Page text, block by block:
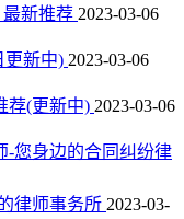
新推荐 2023-03-06
更新中) 2023-03-06
荐(更新中) 2023-03-06
-您身边的合同纠纷律
律师事务所 2023-03-